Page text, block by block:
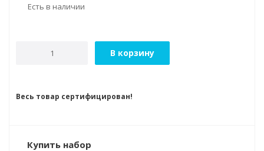
Есть в наличии
В корзину
Весь товар сертифицирован!
Купить набор